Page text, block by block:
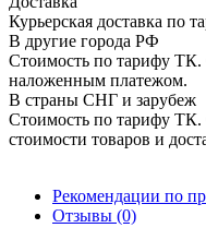
Курьерская доставка по
В другие города РФ
Стоимость по тарифу ТК.
наложенным платежом.
В страны СНГ и зарубеж
Стоимость по тарифу
стоимости товаров и
Рекомендации по
Отзывы (0)